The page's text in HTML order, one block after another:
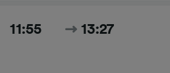
11:55 13:27